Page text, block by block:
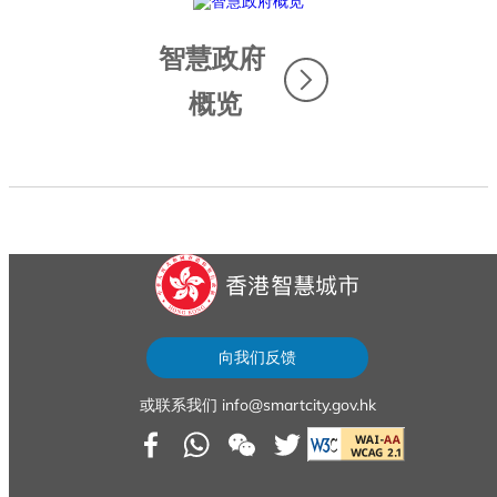
智慧政府
概览
向我们反馈
或联系我们 info@smartcity.gov.hk